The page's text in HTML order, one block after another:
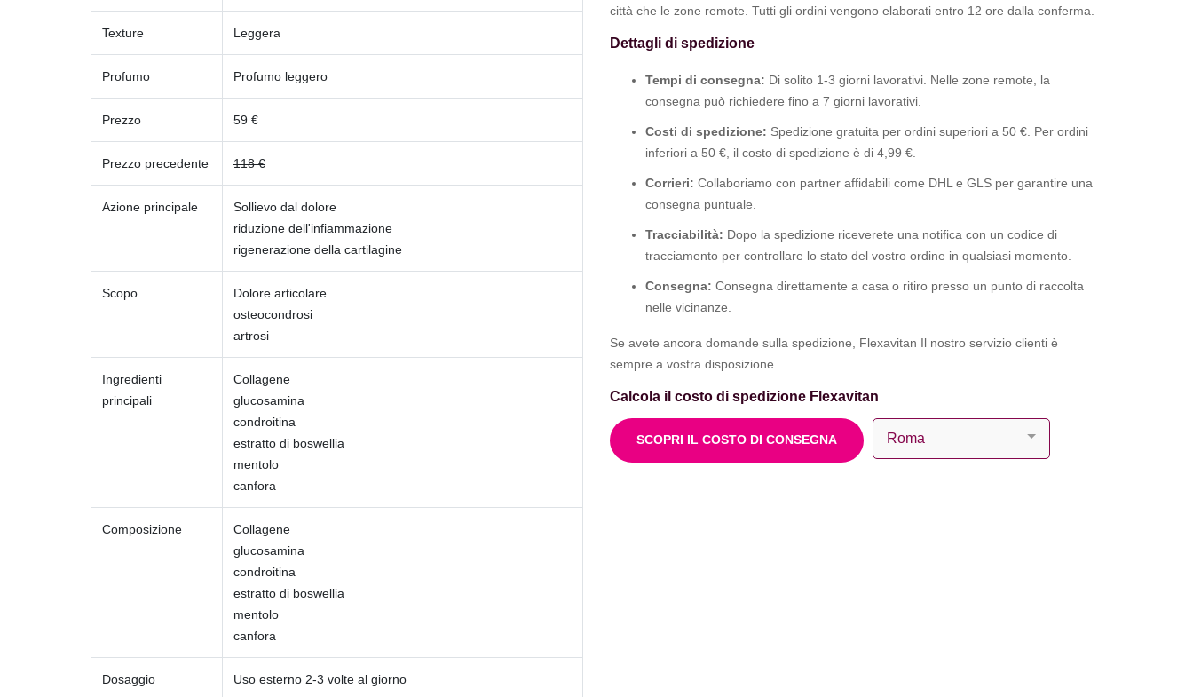
Texture Leggera
Profumo Profumo leggero
Prezzo 59 €
Prezzo precedente 118 €
Azione principale
Sollievo dal dolore
riduzione dell'infiammazione
rigenerazione della cartilagine
Scopo
Dolore articolare
osteocondrosi
artrosi
Ingredienti
principali
Collagene
glucosamina
condroitina
estratto di boswellia
mentolo
canfora
Composizione
Collagene
glucosamina
condroitina
estratto di boswellia
mentolo
canfora
Dosaggio Uso esterno 2-3 volte al giorno
città che le zone remote. Tutti gli ordini vengono elaborati entro 12 ore dalla conferma.
Dettagli di spedizione
Tempi di consegna: Di solito 1-3 giorni lavorativi. Nelle zone remote, la
consegna può richiedere fino a 7 giorni lavorativi.
Costi di spedizione: Spedizione gratuita per ordini superiori a 50 €. Per ordini
inferiori a 50 €, il costo di spedizione è di 4,99 €.
Corrieri: Collaboriamo con partner affidabili come DHL e GLS per garantire una
consegna puntuale.
Tracciabilità: Dopo la spedizione riceverete una notifica con un codice di
tracciamento per controllare lo stato del vostro ordine in qualsiasi momento.
Consegna: Consegna direttamente a casa o ritiro presso un punto di raccolta
nelle vicinanze.
Se avete ancora domande sulla spedizione, Flexavitan Il nostro servizio clienti è
sempre a vostra disposizione.
Calcola il costo di spedizione Flexavitan
SCOPRI IL COSTO DI CONSEGNA